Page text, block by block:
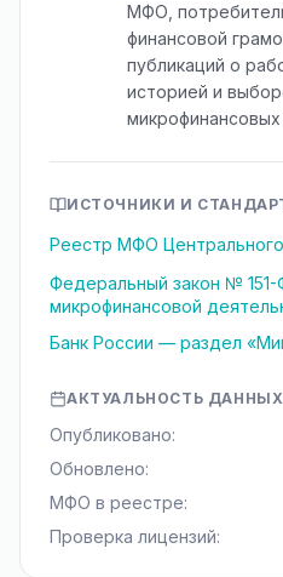
МФО,
финансовой
публикаций о
историей и
микрофинансовых
ИСТОЧНИКИ И
Реестр МФО
Федеральный закон №
микрофинансовой
Банк России — раздел
АКТУАЛЬНОСТЬ ДАННЫХ
Опубликовано:
Обновлено:
МФО в реестре:
Проверка лицензий: